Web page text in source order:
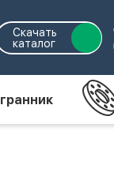
Скачать
каталог